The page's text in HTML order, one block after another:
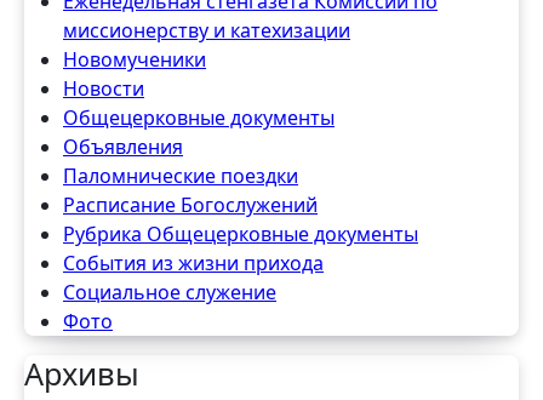
миссионерству и катехизации
Новомученики
Новости
Общецерковные документы
Объявления
Паломнические поездки
Расписание Богослужений
Рубрика Общецерковные документы
События из жизни прихода
Социальное служение
Фото
Архивы